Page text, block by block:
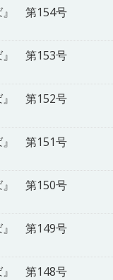
』 第154号
』 第153号
』 第152号
』 第151号
』 第150号
』 第149号
』 第148号